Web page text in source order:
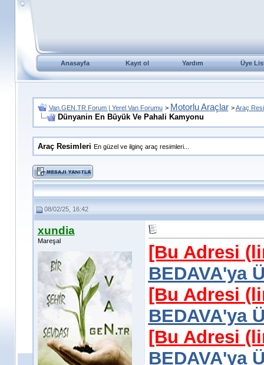
Anasayfa Kayıt ol Yardım Üye
Van.GEN.TR Forum | Yerel Van Forumu > Motorlu Araçlar >Araç
Dünyanin En Büyük Ve Pahali Kamyonu
Araç Resimleri En güzel ve ilginç araç resimleri...
08/02/25, 16:42
xundia
Mareşal
[Bu Adresi
BEDAVA'ya
[Bu Adresi
BEDAVA'ya
[Bu Adresi
BEDAVA'ya